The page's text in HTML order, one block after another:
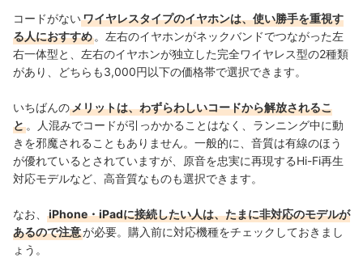
コードがないワイヤレスタイプのイヤホンは、使い勝手を重視す
る人におすすめ 。左右のイヤホンがネックバンドでつながった左
右一体型と、左右のイヤホンが独立した完全ワイヤレス型の2種類
があり、どちらも3,000円以下の価格帯で選択できます。
いちばんのメリットは、わずらわしいコードから解放されるこ
と 。人混みでコードが引っかかることはなく、ランニング中に動
きを邪魔されることもありません。一般的に、音質は有線のほう
が優れているとされていますが、原音を忠実に再現するHi-Fi再生
対応モデルなど、高音質なものも選択できます。
なお、
iPhone・iPadに接続したい人は、たまに非対応のモデルが
あるので注意が必要。購入前に対応機種をチェックしておきまし
ょう。